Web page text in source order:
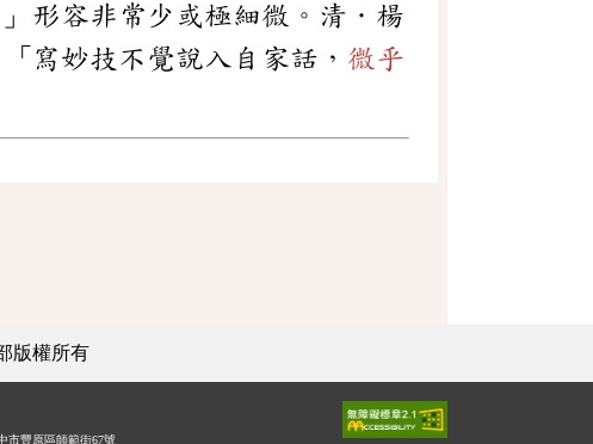
形容非常少或極細微。清．楊
寫妙技不覺說入自家話， 微乎
版權所有
市豐原區師範街67號